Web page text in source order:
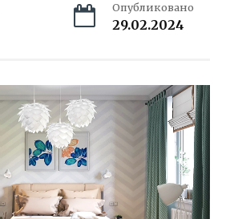
Опубликовано
29.02.2024